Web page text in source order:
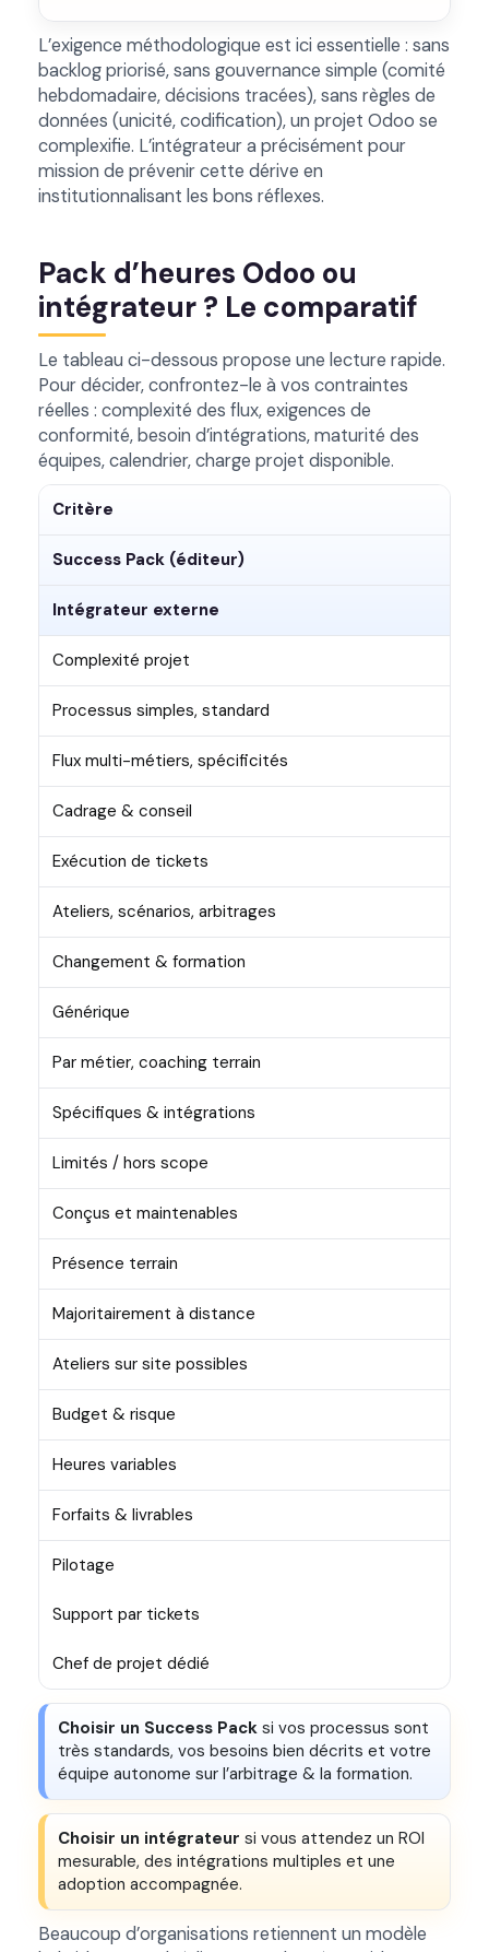
L’exigence méthodologique est ici essentielle : sans
backlog priorisé, sans gouvernance simple (comité
hebdomadaire, décisions tracées), sans règles de
données (unicité, codification), un projet Odoo se
complexifie. L’intégrateur a précisément pour
mission de prévenir cette dérive en
institutionnalisant les bons réflexes.
Pack d’heures Odoo ou
intégrateur ? Le comparatif
Le tableau ci-dessous propose une lecture rapide.
Pour décider, confrontez-le à vos contraintes
réelles : complexité des flux, exigences de
conformité, besoin d’intégrations, maturité des
équipes, calendrier, charge projet disponible.
Critère
Success Pack (éditeur)
Intégrateur externe
Complexité projet
Processus simples, standard
Flux multi-métiers, spécificités
Cadrage & conseil
Exécution de tickets
Ateliers, scénarios, arbitrages
Changement & formation
Générique
Par métier, coaching terrain
Spécifiques & intégrations
Limités / hors scope
Conçus et maintenables
Présence terrain
Majoritairement à distance
Ateliers sur site possibles
Budget & risque
Heures variables
Forfaits & livrables
Pilotage
Support par tickets
Chef de projet dédié
Choisir un Success Pack si vos processus sont
très standards, vos besoins bien décrits et votre
équipe autonome sur l’arbitrage & la formation.
Choisir un intégrateur si vous attendez un ROI
mesurable, des intégrations multiples et une
adoption accompagnée.
Beaucoup d’organisations retiennent un modèle